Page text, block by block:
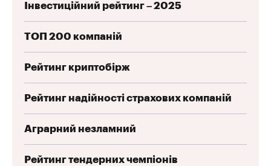
Інвестиційний рейтинг – 2025
ТОП 200 компаній
Рейтинг криптобірж
Рейтинг надійності страхових компаній
Аграрний незламний
Рейтинг тендерних чемпіонів